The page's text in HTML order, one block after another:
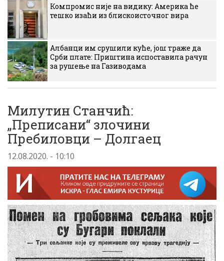
Компромис није на видику: Америка ће
тешко изаћи из блискоисточног вира
Албанци им срушили куће, још траже да
Срби плате: Приштина испоставила рачун
за рушење на Газиводама
Милутин Станчић:
„Преписани“ злочини
Пребиловци – Долгаец
12.08.2020. - 10:10